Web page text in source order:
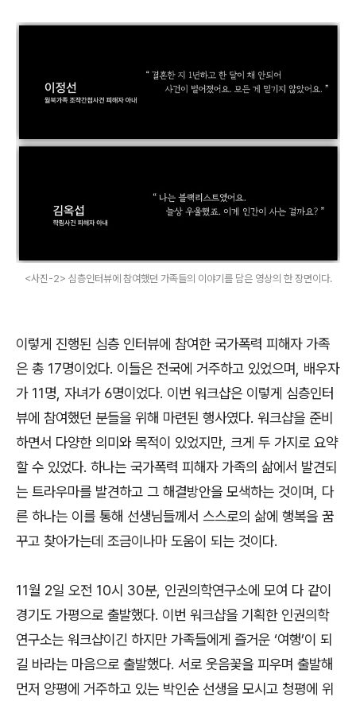
<사진-2> 심층인터뷰에 참여했던 가족들의 이야기를 담은 영상의 한 장면이다.
이렇게 진행된 심층 인터뷰에 참여한 국가폭력 피해자 가족
은 총 17명이었다. 이들은 전국에 거주하고 있었으며, 배우자
가 11명, 자녀가 6명이었다. 이번 워크샵은 이렇게 심층인터
뷰에 참여했던 분들을 위해 마련된 행사였다. 워크샵을 준비
하면서 다양한 의미와 목적이 있었지만, 크게 두 가지로 요약
할 수 있었다. 하나는 국가폭력 피해자 가족의 삶에서 발견되
는 트라우마를 발견하고 그 해결방안을 모색하는 것이며, 다
른 하나는 이를 통해 선생님들께서 스스로의 삶에 행복을 꿈
꾸고 찾아가는데 조금이나마 도움이 되는 것이다.
11월 2일 오전 10시 30분, 인권의학연구소에 모여 다 같이
경기도 가평으로 출발했다. 이번 워크샵을 기획한 인권의학
연구소는 워크샵이긴 하지만 가족들에게 즐거운 ‘여행’이 되
길 바라는 마음으로 출발했다. 서로 웃음꽃을 피우며 출발해
먼저 양평에 거주하고 있는 박인순 선생을 모시고 청평에 위